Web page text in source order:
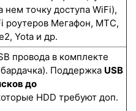
нем точку доступа WiFi),
роутеров Мегафон, МТС,
Yota и др.
провода в комплекте
бардачка). Поддержка USB
до
HDD требуют доп.